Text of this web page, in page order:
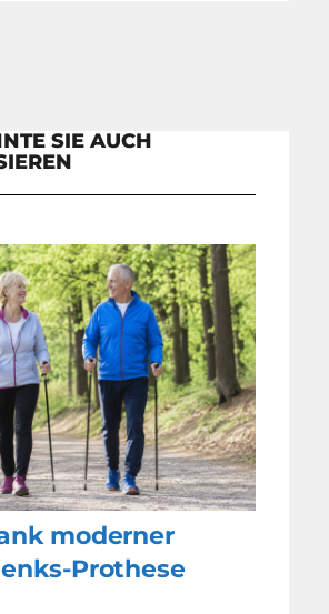
SIE AUCH
moderner
Prothese